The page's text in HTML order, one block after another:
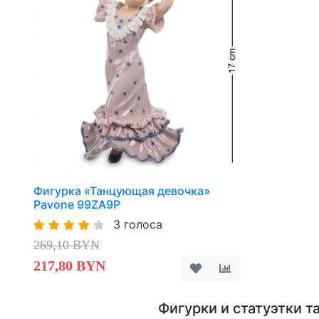
Фигурка «Танцующая девочка»
Pavone 99ZA9P
3 голоса
269,10 BYN
217,80 BYN
Фигурки и статуэтки